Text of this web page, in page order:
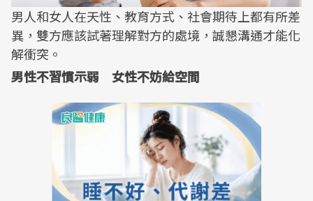
男人和女人在天性、教育方式、社會期待上都有所差
異，雙方應該試著理解對方的處境，誠懇溝通才能化
解衝突。
男性不習慣示弱 女性不妨給空間